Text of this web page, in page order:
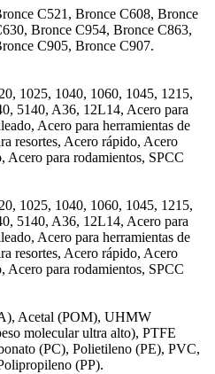
C521, Bronce C608, Bronce
Bronce C954, Bronce C863,
C905, Bronce C907.
1025, 1040, 1060, 1045, 1215,
5140, A36, 12L14, Acero para
Acero para herramientas de
resortes, Acero rápido, Acero
Acero para rodamientos, SPCC
1025, 1040, 1060, 1045, 1215,
5140, A36, 12L14, Acero para
Acero para herramientas de
resortes, Acero rápido, Acero
Acero para rodamientos, SPCC
Acetal (POM), UHMW
molecular ultra alto), PTFE
(PC), Polietileno (PE), PVC,
(PP).